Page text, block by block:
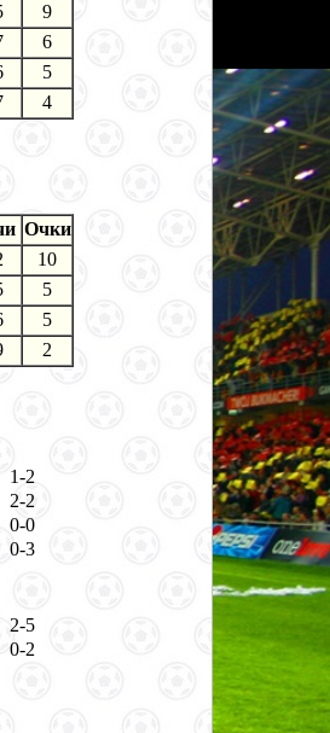
9
6
5
4
Очки
10
5
5
2
1-2
2-2
0-0
0-3
2-5
0-2